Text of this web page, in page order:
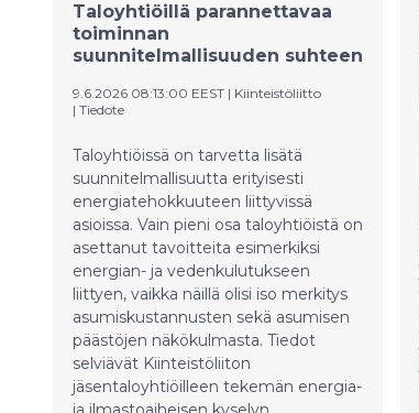
pätevyysvaatimuksia, minkä vuoksi
koulutuksen ja osaamisen
osoittamisen merkitys korostuu.
Taloyhtiöillä parannettavaa
toiminnan
suunnitelmallisuuden suhteen
9.6.2026 08:13:00 EEST | Kiinteistöliitto
| Tiedote
Taloyhtiöissä on tarvetta lisätä
suunnitelmallisuutta erityisesti
energiatehokkuuteen liittyvissä
asioissa. Vain pieni osa taloyhtiöistä on
asettanut tavoitteita esimerkiksi
energian- ja vedenkulutukseen
liittyen, vaikka näillä olisi iso merkitys
asumiskustannusten sekä asumisen
päästöjen näkökulmasta. Tiedot
selviävät Kiinteistöliiton
jäsentaloyhtiöilleen tekemän energia-